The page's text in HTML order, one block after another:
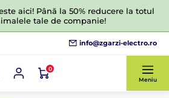
aici! Până la 50% reducere la totul
tale de companie!
info@zgarzi-electro.ro
0
Meniu